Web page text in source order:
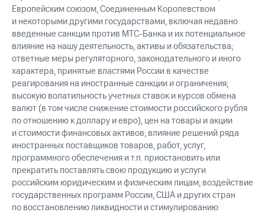
Европейским союзом, Соединенным Королевством
и некоторыми другими государствами, включая недавно
введенные санкции против МТС-Банка и их потенциальное
влияние на нашу деятельность, активы и обязательства;
ответные меры регуляторного, законодательного и иного
характера, принятые властями России в качестве
реагирования на иностранные санкции и ограничения;
высокую волатильность учетных ставок и курсов обмена
валют (в том числе снижение стоимости российского рубля
по отношению к доллару и евро), цен на товары и акции
и стоимости финансовых активов; влияние решений ряда
иностранных поставщиков товаров, работ, услуг,
программного обеспечения и т.п. приостановить или
прекратить поставлять свою продукцию и услуги
российским юридическим и физическим лицам; воздействие
государственных программ России, США и других стран
по восстановлению ликвидности и стимулированию